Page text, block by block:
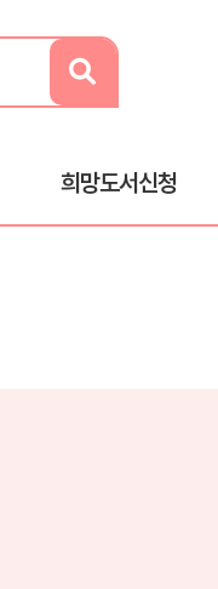
희망도서신청